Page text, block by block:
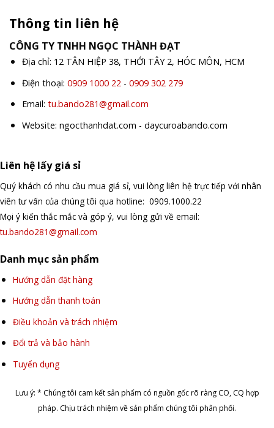
Thông tin liên hệ
CÔNG TY TNHH NGỌC THÀNH ĐẠT
Địa chỉ: 12 TÂN HIỆP 38, THỚI TÂY 2, HÓC MÔN, HCM
Điện thoại: 0909 1000 22 - 0909 302 279
Email: tu.bando281@gmail.com
Website: ngocthanhdat.com - daycuroabando.com
Liên hệ lấy giá sỉ
Quý khách có nhu cầu mua giá sỉ, vui lòng liên hệ trực tiếp với nhân
viên tư vấn của chúng tôi qua hotline: 0909.1000.22
Mọi ý kiến thắc mắc và góp ý, vui lòng gửi về email:
tu.bando281@gmail.com
Danh mục sản phẩm
Hướng dẫn đặt hàng
Hướng dẫn thanh toán
Điều khoản và trách nhiệm
Đổi trả và bảo hành
Tuyển dụng
Lưu ý: * Chúng tôi cam kết sản phẩm có nguồn gốc rõ ràng CO, CQ hợp
pháp. Chịu trách nhiệm về sản phẩm chúng tôi phân phối.